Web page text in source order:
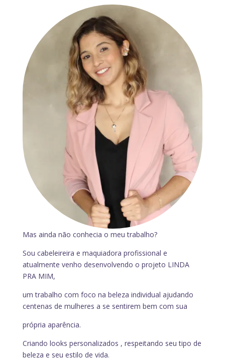
Mas ainda não conhecia o meu trabalho?
Sou cabeleireira e maquiadora profissional e
atualmente venho desenvolvendo o projeto LINDA
PRA MIM,
um trabalho com foco na beleza individual ajudando
centenas de mulheres a se sentirem bem com sua
própria aparência.
Criando looks personalizados , respeitando seu tipo de
beleza e seu estilo de vida.